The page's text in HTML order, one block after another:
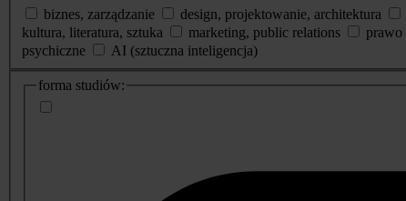
biznes, zarządzanie
design, projektowanie, architektura
kultura, literatura, sztuka
marketing, public relations prawo
psychiczne
AI (sztuczna inteligencja)
dodatkowe
informacje
forma studiów: